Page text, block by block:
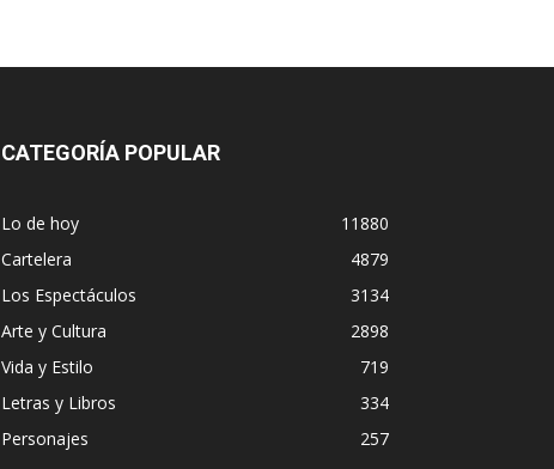
CATEGORÍA POPULAR
Lo de hoy
11880
Cartelera
4879
Los Espectáculos
3134
Arte y Cultura
2898
Vida y Estilo
719
Letras y Libros
334
Personajes
257